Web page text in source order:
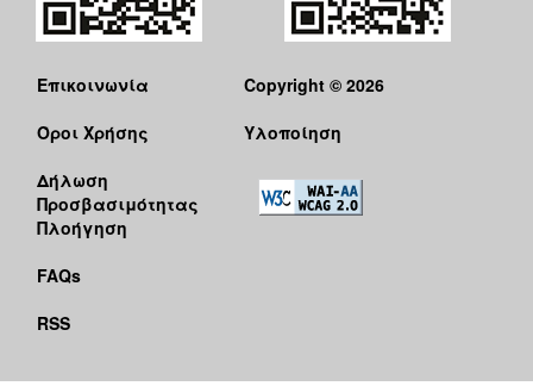
Επικοινωνία
Όροι Χρήσης
Δήλωση
Προσβασιμότητας
Πλοήγηση
FAQs
RSS
Copyright © 2026
Υλοποίηση